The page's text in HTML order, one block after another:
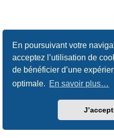
En poursuivant votre
acceptez l’utilisation de
de bénéficier d’une
optimale. En savoir plus…